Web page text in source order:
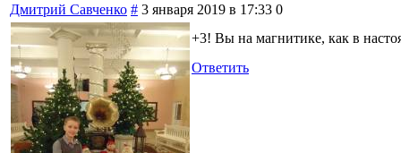
Дмитрий Савченко # 3 января 2019 в 17:33 0
+3! Вы на магнитике, как в
Ответить